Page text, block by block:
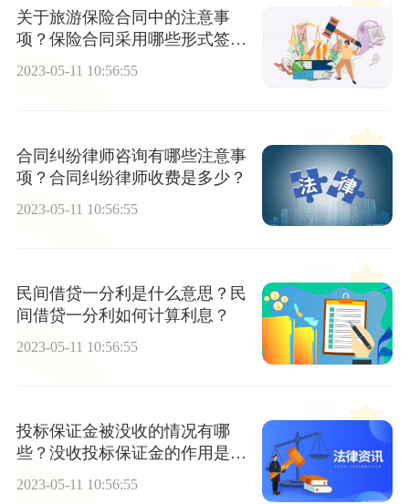
关于旅游保险合同中的注意事
项？保险合同采用哪些形式签
订？
2023-05-11 10:56:55
合同纠纷律师咨询有哪些注意事
项？合同纠纷律师收费是多少？
2023-05-11 10:56:55
民间借贷一分利是什么意思？民
间借贷一分利如何计算利息？
2023-05-11 10:56:55
投标保证金被没收的情况有哪
些？没收投标保证金的作用是什
么？
2023-05-11 10:56:55